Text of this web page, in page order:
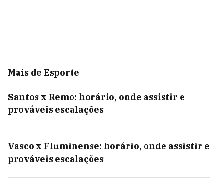
Mais de Esporte
Santos x Remo: horário, onde assistir e
prováveis escalações
Vasco x Fluminense: horário, onde assistir e
prováveis escalações